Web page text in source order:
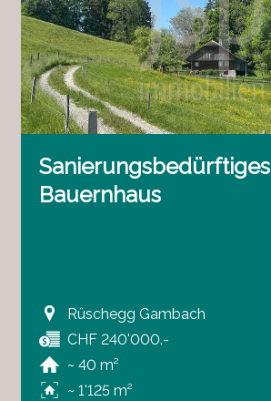
Sanierungsbedürftiges
Bauernhaus
Rüschegg Gambach
CHF 240'000.-
~ 40 m²
~ 1'125 m²